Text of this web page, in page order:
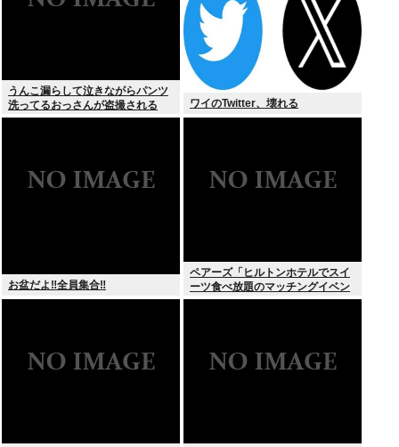
うんこ漏らして泣きながらパンツ
洗ってるおっさんが盗撮される
ワイのTwitter、壊れる
お盆だよ‼全員集合‼
ペアーズ「ヒルトンホテルでスイ
ーツ食べ放題のマッチングイベン
トやるぞ。女2500円男7000円